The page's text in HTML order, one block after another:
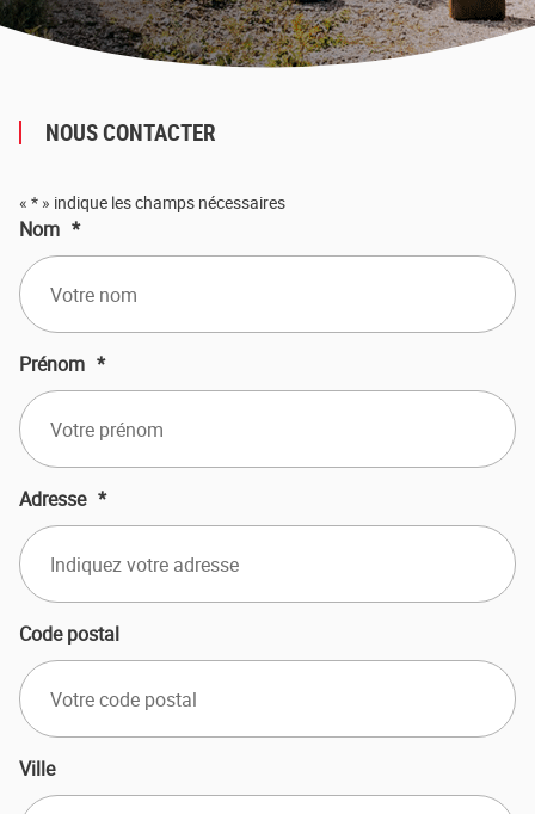
NOUS CONTACTER
« * » indique les champs nécessaires
Nom *
Prénom *
Adresse *
Code postal
Ville